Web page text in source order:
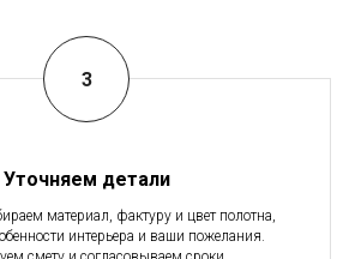
Уточняем детали
материал, фактуру и цвет полотна,
интерьера и ваши пожелания.